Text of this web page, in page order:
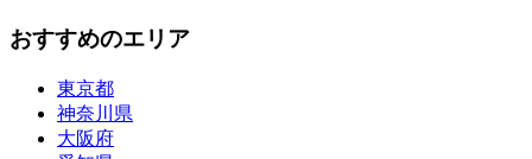
おすすめのエリア
東京都
神奈川県
大阪府